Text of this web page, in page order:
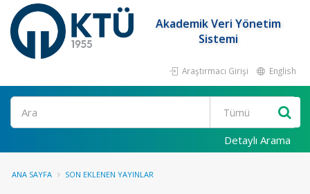
Akademik Veri Yönetim
Sistemi
Araştırmacı Girişi English
Ara
Detaylı Arama
ANA SAYFA SON EKLENEN YAYINLAR